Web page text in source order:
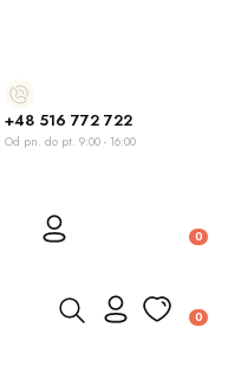
+48 516 772 722
Od pn. do pt. 9:00 - 16:00
Otwórz wyszukiwarkę